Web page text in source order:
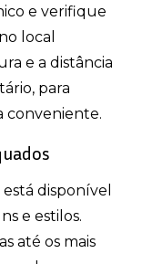
e verifique
local
e a distância
para
conveniente.
disponível
e estilos.
até os mais